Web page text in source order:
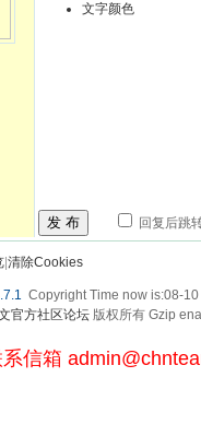
文字颜色
发 布 回复后跳
清除Cookies
Copyright Time now is:08-10
官方社区论坛 版权所有 Gzip
信箱